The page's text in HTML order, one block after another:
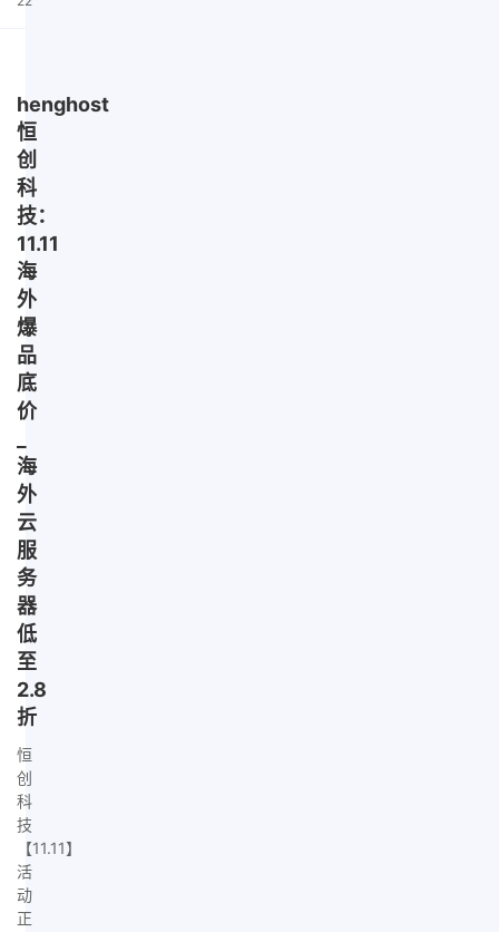
henghost
恒
创
科
技：
11.11
海
外
爆
品
底
价
海
外
云
服
务
器
低
至
2.8
折
恒
创
科
技
【11.11】
活
动
正